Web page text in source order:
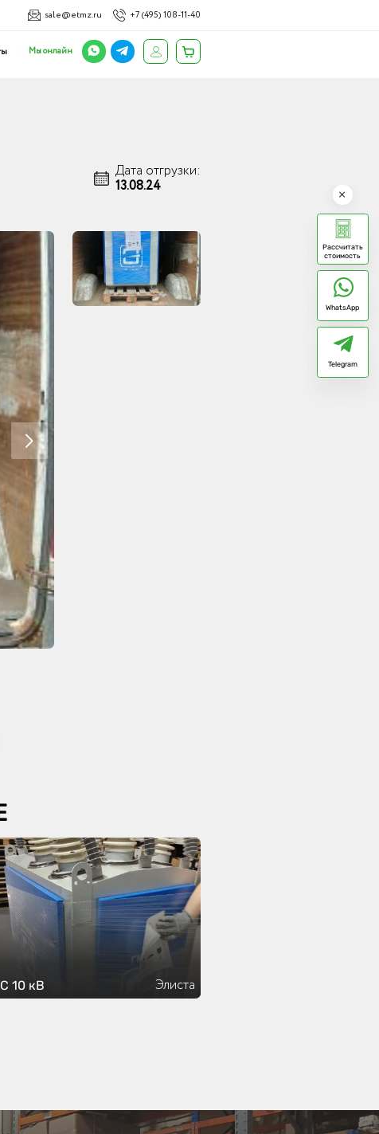
sale@etmz.ru +7 (495) 108-11-40
Мы онлайн
Дата отгрузки:
13.08.24
10 кВ Элиста
Рассчитать
стоимость
WhatsApp
Telegram